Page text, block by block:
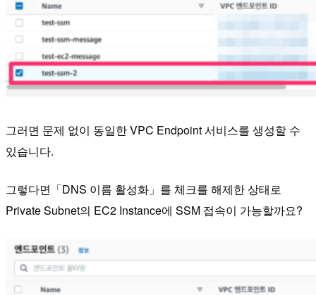
그러면 문제 없이 동일한 VPC Endpoint 서비스를 생성할 수
있습니다.
그렇다면「DNS 이름 활성화」를 체크를 해제한 상태로
Private Subnet의 EC2 Instance에 SSM 접속이 가능할까요?